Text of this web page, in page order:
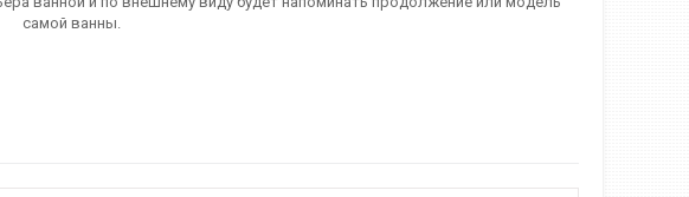
самой ванны.